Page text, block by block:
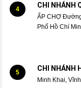
4 CHI NHÁNH
ẤP CHỢ
Phố Hồ Chí
5 CHI NHÁNH
Minh Khai,